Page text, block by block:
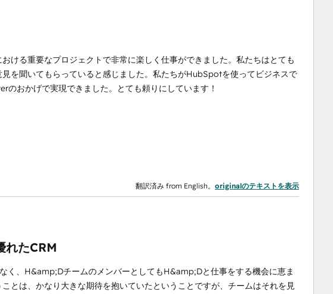
ける重要なプロジェクトで非常に楽しく仕事ができました。私たちはとても
を聞いてもらっていると感じました。私たちがHubSpotを使ってビジネスで
おかげで実現できました。とても頼りにしています！
翻訳済み from English。 originalのテキストを表示
れたCRM
く、H&amp;DチームのメンバーとしてもH&amp;Dと仕事をする機会に恵ま
とは、かなり大きな期待を抱いていたということですが、チームはそれを見